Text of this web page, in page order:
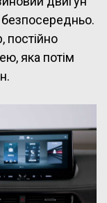
безпосередньо.
постійно
яка потім